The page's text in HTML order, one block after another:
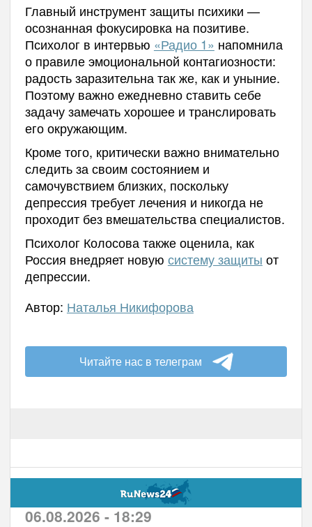
Главный инструмент защиты психики —
осознанная фокусировка на позитиве.
Психолог в интервью «Радио 1» напомнила
о правиле эмоциональной контагиозности:
радость заразительна так же, как и уныние.
Поэтому важно ежедневно ставить себе
задачу замечать хорошее и транслировать
его окружающим.
Кроме того, критически важно внимательно
следить за своим состоянием и
самочувствием близких, поскольку
депрессия требует лечения и никогда не
проходит без вмешательства специалистов.
Психолог Колосова также оценила, как
Россия внедряет новую систему защиты от
депрессии.
Автор: Наталья Никифорова
Читайте нас в телеграм
06.08.2026 - 18:29